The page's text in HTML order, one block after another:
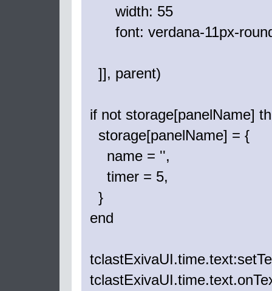
width: 55
font: verdana-11px-
]], parent)
if not storage[panelName]
storage[panelName] = {
name = '',
timer = 5,
}
end